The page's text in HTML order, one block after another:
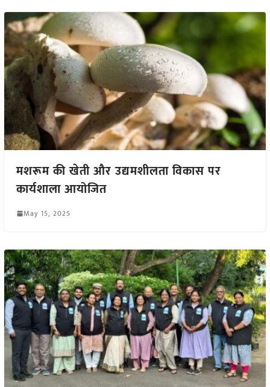
मशरूम की खेती और उद्यमशीलता विकास पर
कार्यशाला आयोजित
May 15, 2025